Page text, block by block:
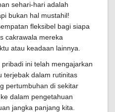
sehari-hari adalah
bukan hal mustahil!
fleksibel bagi siapa
cakrawala mereka
atau keadaan lainnya.
ini telah mengajarkan
terjebak dalam rutinitas
pertumbuhan di sekitar
dalam pengetahuan
jangka panjang kita.